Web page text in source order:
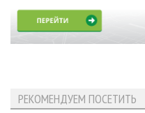
РЕКОМЕНДУЕМ ПОСЕТИТЬ